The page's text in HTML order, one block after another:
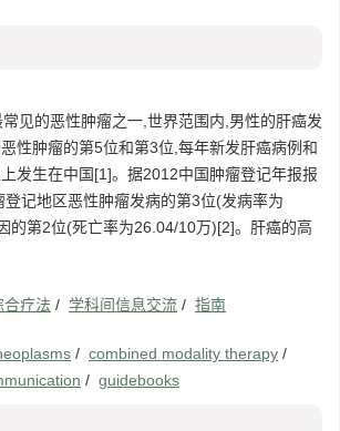
见的恶性肿瘤之一,世界范围内,男性的肝癌发
性肿瘤的第5位和第3位,每年新发肝癌病例和
发生在中国[1]。据2012中国肿瘤登记年报报
记地区恶性肿瘤发病的第3位(发病率为
的第2位(死亡率为26.04/10万)[2]。肝癌的高
合疗法 / 学科间信息交流 / 指南
/ combined modality therapy /
/ guidebooks